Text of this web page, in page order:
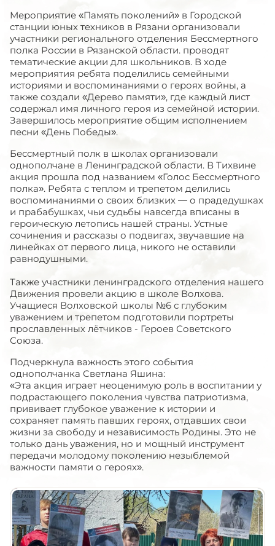
Мероприятие «Память поколений» в Городской
станции юных техников в Рязани организовали
участники регионального отделения Бессмертного
полка России в Рязанской области. проводят
тематические акции для школьников. В ходе
мероприятия ребята поделились семейными
историями и воспоминаниями о героях войны, а
также создали «Дерево памяти», где каждый лист
содержал имя личного героя из семейной истории.
Завершилось мероприятие общим исполнением
песни «День Победы».
Бессмертный полк в школах организовали
однополчане в Ленинградской области. В Тихвине
акция прошла под названием «Голос Бессмертного
полка». Ребята с теплом и трепетом делились
воспоминаниями о своих близких — о прадедушках
и прабабушках, чьи судьбы навсегда вписаны в
героическую летопись нашей страны. Устные
сочинения и рассказы о подвигах, звучавшие на
линейках от первого лица, никого не оставили
равнодушными.
Также участники ленинградского отделения нашего
Движения провели акцию в школе Волхова.
Учащиеся Волховской школы №6 с глубоким
уважением и трепетом подготовили портреты
прославленных лётчиков - Героев Советского
Союза.
Подчеркнула важность этого события
однополчанка Светлана Яшина:
«Эта акция играет неоценимую роль в воспитании у
подрастающего поколения чувства патриотизма,
прививает глубокое уважение к истории и
сохраняет память павших героях, отдавших свои
жизни за свободу и независимость Родины. Это не
только дань уважения, но и мощный инструмент
передачи молодому поколению незыблемой
важности памяти о героях».